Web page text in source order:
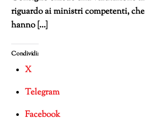
riguardo ai ministri competenti, che
hanno […]
Condividi:
X
Telegram
Facebook